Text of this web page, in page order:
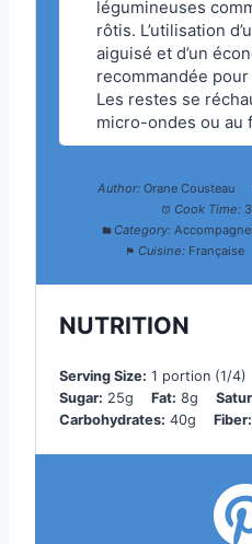
légumineuses
rôtis. L’utilisation
aiguisé et d’un
recommandée
Les restes se
micro-ondes ou au
Author: Orane Cousteau
Cook Time:
Category:
Cuisine: Française
NUTRITION
Serving Size: 1 portion (1/4)
Sugar: 25g Fat: 8g
Carbohydrates: 40g Fiber: